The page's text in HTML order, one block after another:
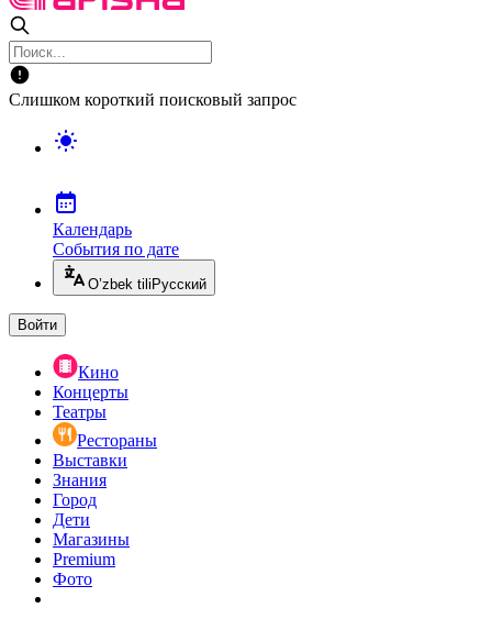
Слишком короткий поисковый запрос
Календарь
События по дате
O’zbek tili Русский
Войти
Кино
Концерты
Театры
Рестораны
Выставки
Знания
Город
Дети
Магазины
Premium
Фото